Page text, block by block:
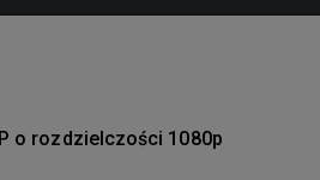
o rozdzielczości 1080p